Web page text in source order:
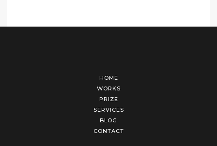
HOME
WORKS
PRIZE
SERVICES
BLOG
CONTACT